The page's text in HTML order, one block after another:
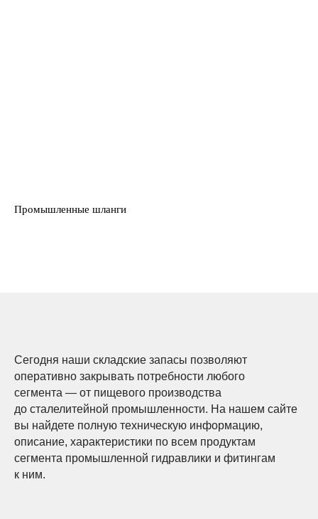
Промышленные шланги
Сегодня наши складские запасы позволяют
оперативно закрывать потребности любого
сегмента — от пищевого производства
до сталелитейной промышленности. На нашем сайте
вы найдете полную техническую информацию,
описание, характеристики по всем продуктам
сегмента промышленной гидравлики и фитингам
к ним.